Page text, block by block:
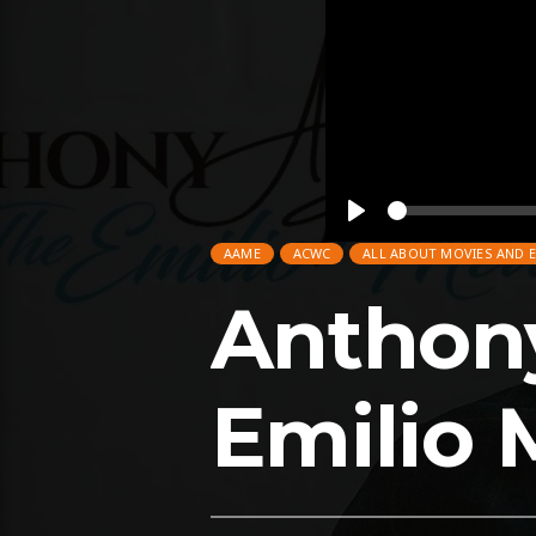
AAME ACWC ALL ABOUT MOVIES AND
Emilio
AAME ALL ABOUT MOVIES AND